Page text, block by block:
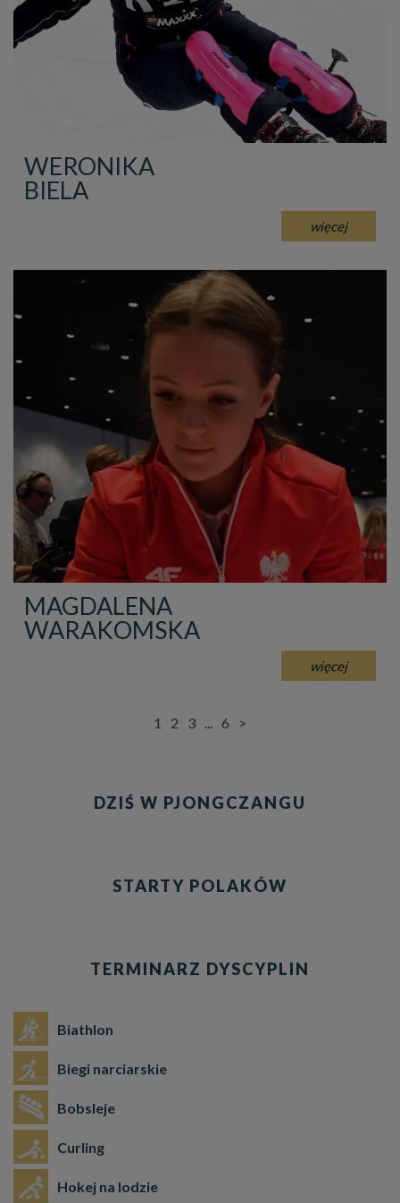
WERONIKA
BIELA
więcej
MAGDALENA
WARAKOMSKA
więcej
1 2 3 ... 6 >
DZIŚ W PJONGCZANGU
STARTY POLAKÓW
TERMINARZ DYSCYPLIN
Biathlon
Biegi narciarskie
Bobsleje
Curling
Hokej na lodzie